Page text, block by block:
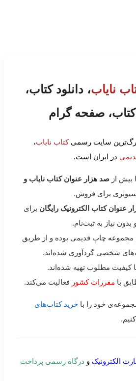
نایاب، دانلود کتاب،
کتاب، صفحه گرام
سایت رسمیکتاب نایاب،
در ایران است.
بیش از صد هزار عنوان کتاب نایاب و
برای فروش.
عنوان کتاب الکترونیک رایگان برای
بدون نیاز به ثبت‌نام.
مجموعه چاپ قدیمی بوده و از طریق
شخصی گردآوری شده‌اند.
کیفیت مطلوب تهیه شده‌اند.
با مقررات کشور فعالیت می‌کند.
خود را با خرید کتاب‌های
الکترونیک و درگاه رسمی پرداخت